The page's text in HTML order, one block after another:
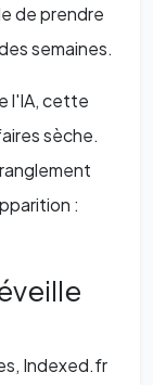
de prendre
semaines.
l'IA, cette
sèche.
:
Indexed.fr